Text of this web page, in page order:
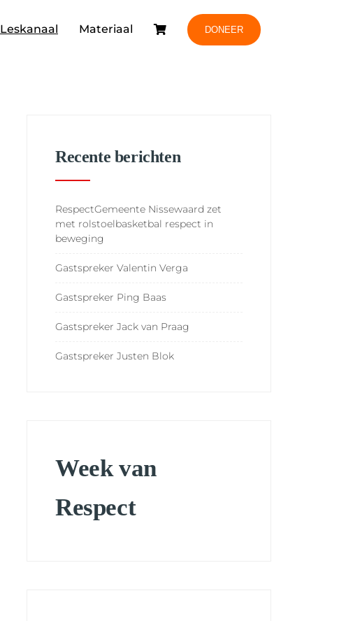
Leskanaal Materiaal DONEER
Recente berichten
RespectGemeente Nissewaard zet
met rolstoelbasketbal respect in
beweging
Gastspreker Valentin Verga
Gastspreker Ping Baas
Gastspreker Jack van Praag
Gastspreker Justen Blok
Week van
Respect